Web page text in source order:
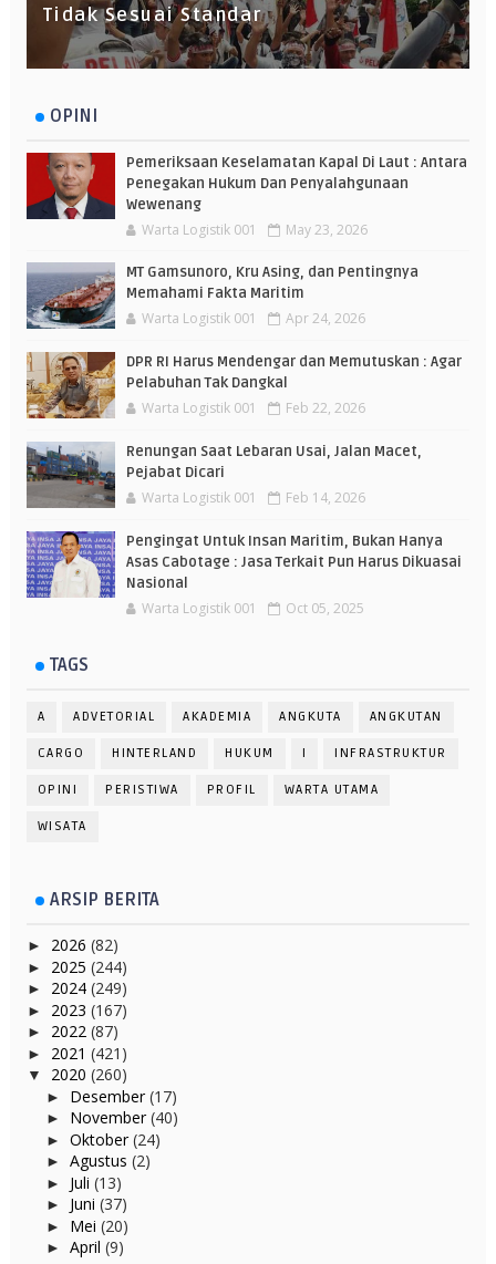
Tidak Sesuai Standar
OPINI
Pemeriksaan Keselamatan Kapal Di Laut : Antara
Penegakan Hukum Dan Penyalahgunaan
Wewenang
Warta Logistik 001 May 23, 2026
MT Gamsunoro, Kru Asing, dan Pentingnya
Memahami Fakta Maritim
Warta Logistik 001 Apr 24, 2026
DPR RI Harus Mendengar dan Memutuskan : Agar
Pelabuhan Tak Dangkal
Warta Logistik 001 Feb 22, 2026
Renungan Saat Lebaran Usai, Jalan Macet,
Pejabat Dicari
Warta Logistik 001 Feb 14, 2026
Pengingat Untuk Insan Maritim, Bukan Hanya
Asas Cabotage : Jasa Terkait Pun Harus Dikuasai
Nasional
Warta Logistik 001 Oct 05, 2025
TAGS
A ADVETORIAL AKADEMIA ANGKUTA ANGKUTAN
CARGO HINTERLAND HUKUM I INFRASTRUKTUR
OPINI PERISTIWA PROFIL WARTA UTAMA
WISATA
ARSIP BERITA
► 2026 (82)
► 2025 (244)
► 2024 (249)
► 2023 (167)
► 2022 (87)
► 2021 (421)
▼ 2020 (260)
► Desember(17)
► November(40)
► Oktober(24)
► Agustus (2)
► Juli (13)
► Juni (37)
► Mei (20)
► April (9)